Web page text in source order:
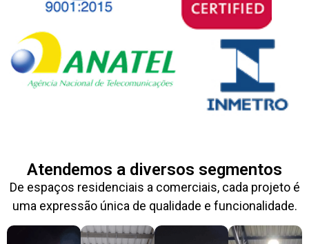
Atendemos a diversos segmentos
De espaços residenciais a comerciais, cada projeto é
uma expressão única de qualidade e funcionalidade.